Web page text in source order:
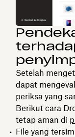
Setelah
dapat
periksa yang
Berikut cara
tetap aman di
File yang